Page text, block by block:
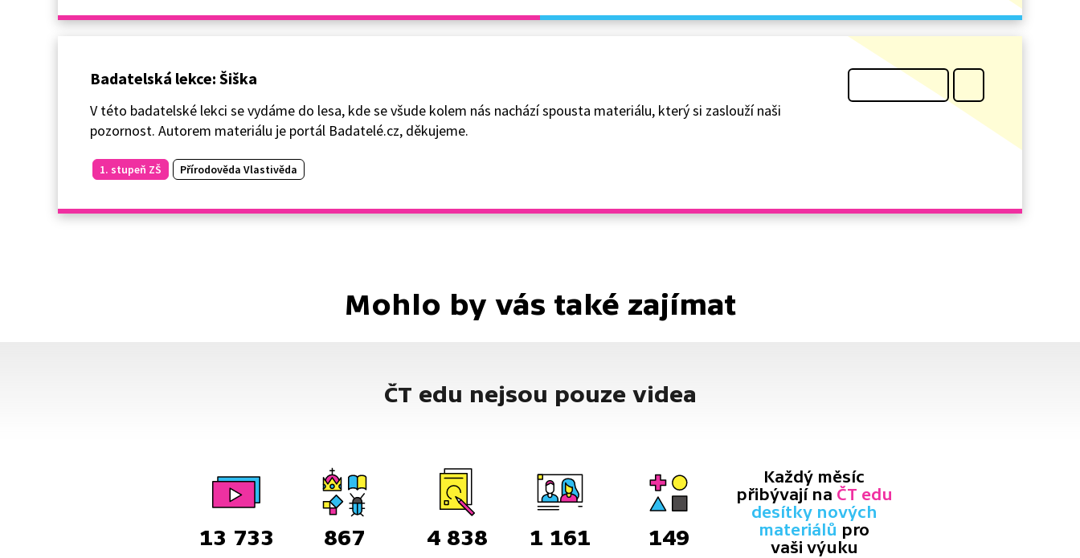
Badatelská lekce: Šiška
V této badatelské lekci se vydáme do lesa, kde se všude kolem nás nachází spousta materiálu, který si zaslouží naši
pozornost. Autorem materiálu je portál Badatelé.cz, děkujeme.
1. stupeň ZŠ Přírodověda Vlastivěda
Mohlo by vás také zajímat
ČT edu nejsou pouze videa
13 733 867 4 838 1 161 149
Každý měsíc
přibývají na ČT edu
desítky nových
materiálů pro
vaši výuku